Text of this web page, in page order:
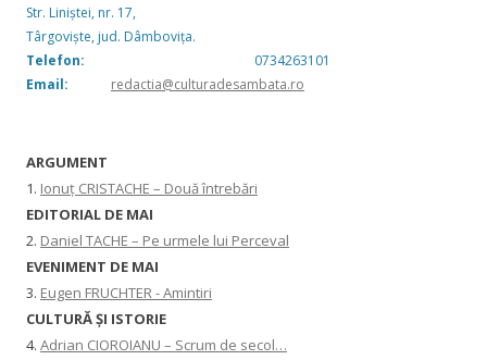
Str. Liniștei, nr. 17,
Târgoviște, jud. Dâmbovița.
Telefon:
0734263101
Email: redactia@culturadesambata.ro
ARGUMENT
1. Ionuț CRISTACHE – Două întrebări
EDITORIAL DE MAI
2. Daniel TACHE – Pe urmele lui Perceval
EVENIMENT DE MAI
3. Eugen FRUCHTER - Amintiri
CULTURĂ ŞI ISTORIE
4. Adrian CIOROIANU – Scrum de secol…